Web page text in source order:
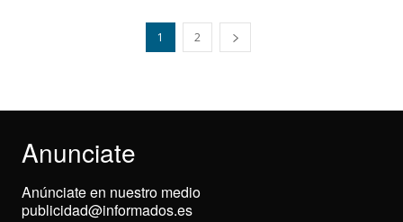
1 2
Anunciate
Anúnciate en nuestro medio
publicidad@informados.es